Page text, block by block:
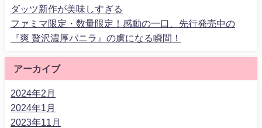
ダッツ新作が美味しすぎる
ファミマ限定・数量限定！感動の一口、先行発売中の
『爽 贅沢濃厚バニラ』の虜になる瞬間！
アーカイブ
2024年2月
2024年1月
2023年11月